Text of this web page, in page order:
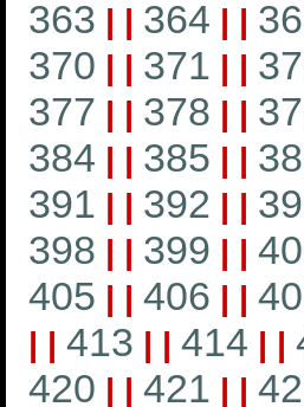
363 | | 364 | |
370 | | 371 | |
377 | | 378 | |
384 | | 385 | |
391 | | 392 | |
398 | | 399 | |
405 | | 406 | |
| | 413 | | 414 | |
420 | | 421 | |